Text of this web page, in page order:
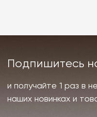
Подпишитесь
и получайте 1 раз в
наших новинках и